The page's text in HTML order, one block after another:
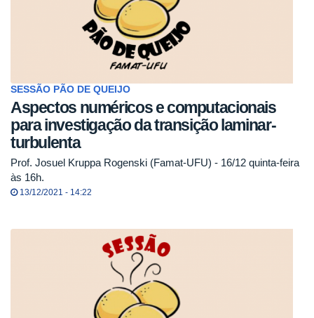
SESSÃO PÃO DE QUEIJO
Aspectos numéricos e computacionais
para investigação da transição laminar-
turbulenta
Prof. Josuel Kruppa Rogenski (Famat-UFU) - 16/12 quinta-feira
às 16h.
13/12/2021 - 14:22